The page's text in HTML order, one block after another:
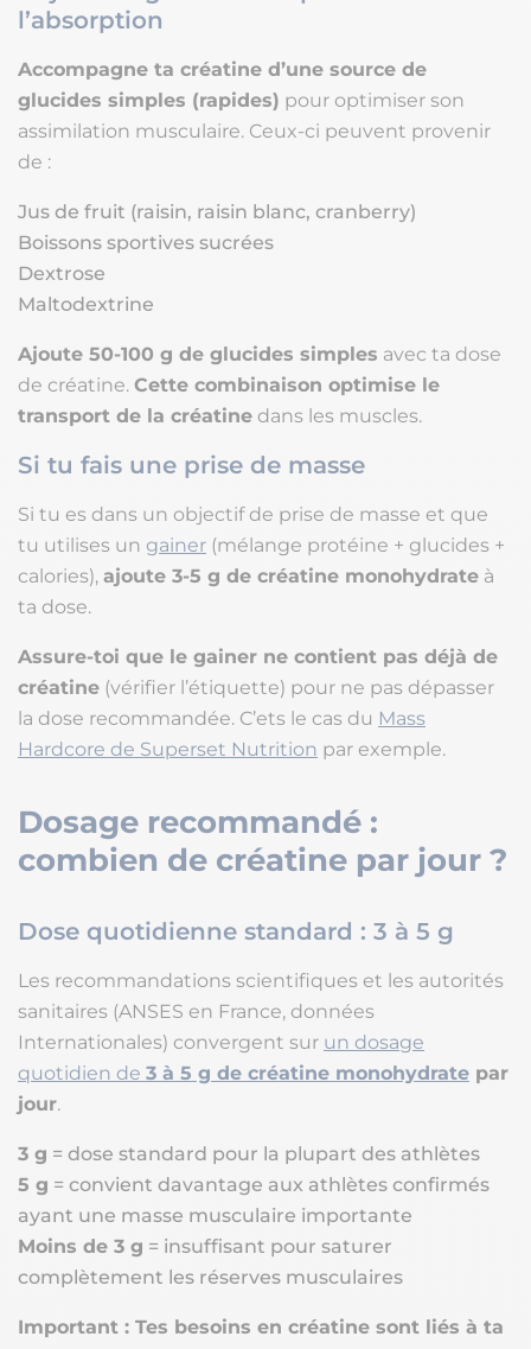
l’absorption
Accompagne ta créatine d’une source de
glucides simples (rapides) pour optimiser son
assimilation musculaire. Ceux-ci peuvent provenir
de :
Jus de fruit (raisin, raisin blanc, cranberry)
Boissons sportives sucrées
Dextrose
Maltodextrine
Ajoute 50-100 g de glucides simples avec ta dose
de créatine. Cette combinaison optimise le
transport de la créatine dans les muscles.
Si tu fais une prise de masse
Si tu es dans un objectif de prise de masse et que
tu utilises un gainer (mélange protéine + glucides +
calories), ajoute 3-5 g de créatine monohydrate à
ta dose.
Assure-toi que le gainer ne contient pas déjà de
créatine (vérifier l’étiquette) pour ne pas dépasser
la dose recommandée. C’ets le cas du Mass
Hardcore de Superset Nutrition par exemple.
Dosage recommandé :
combien de créatine par jour ?
Dose quotidienne standard : 3 à 5 g
Les recommandations scientifiques et les autorités
sanitaires (ANSES en France, données
Internationales) convergent sur un dosage
quotidien de 3 à 5 g de créatine monohydrate par
jour.
3 g = dose standard pour la plupart des athlètes
5 g = convient davantage aux athlètes confirmés
ayant une masse musculaire importante
Moins de 3 g = insuffisant pour saturer
complètement les réserves musculaires
Important : Tes besoins en créatine sont liés à ta